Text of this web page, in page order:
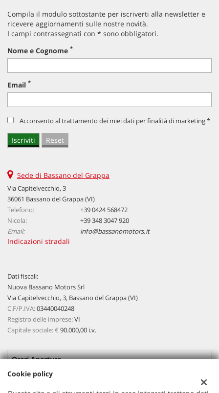
Compila il modulo sottostante per iscriverti alla newsletter e
ricevere aggiornamenti sulle nostre novità.
I campi contrassegnati con * sono obbligatori.
Nome e Cognome *
Email *
Acconsento al trattamento dei miei dati per finalità di marketing *
Sede di Bassano del Grappa
Via Capitelvecchio, 3
36061 Bassano del Grappa (VI)
Telefono:
+39 0424 568472
Nicola:
+39 348 3047 920
Email:
info@bassanomotors.it
Indicazioni stradali
Dati fiscali:
Nuova Bassano Motors Srl
Via Capitelvecchio, 3, Bassano del Grappa (VI)
C.F/P.IVA:03440040248
Registro delle imprese:VI
Capitale sociale: € 90.000,00 i.v.
Orari Apertura
Lun-Ven:
08:45 - 12:30 / 15:00 - 19:00
Cookie policy